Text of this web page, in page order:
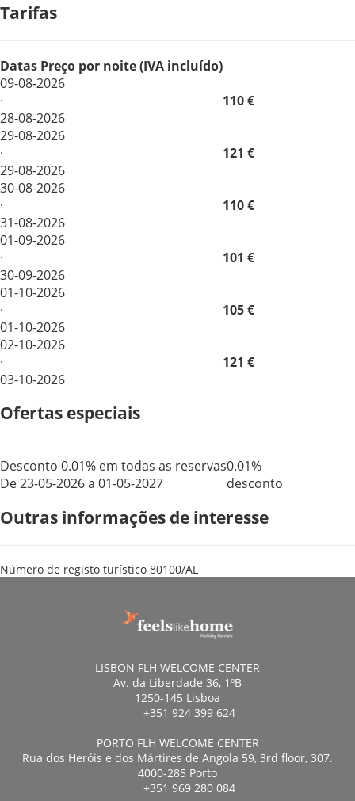
Tarifas
Datas Preço por noite (IVA incluído)
09-08-2026
·
28-08-2026
110 €
29-08-2026
·
29-08-2026
121 €
30-08-2026
·
31-08-2026
110 €
01-09-2026
·
30-09-2026
101 €
01-10-2026
·
01-10-2026
105 €
02-10-2026
·
03-10-2026
121 €
Ofertas especiais
Desconto 0.01% em todas as reservas
De 23-05-2026 a 01-05-2027
0.01%
desconto
Outras informações de interesse
Número de registo turístico 80100/AL
LISBON FLH WELCOME CENTER
Av. da Liberdade 36, 1ºB
1250-145 Lisboa
+351 924 399 624
PORTO FLH WELCOME CENTER
Rua dos Heróis e dos Mártires de Angola 59, 3rd floor, 307.
4000-285 Porto
+351 969 280 084